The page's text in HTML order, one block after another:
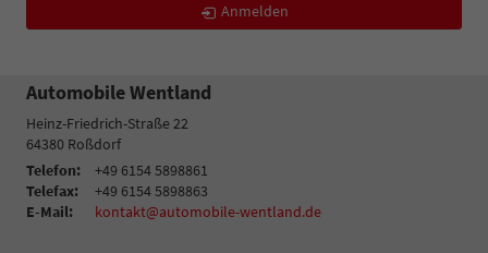
Anmelden
Automobile Wentland
Heinz-Friedrich-Straße 22
64380 Roßdorf
Telefon:
+49 6154 5898861
Telefax:
+49 6154 5898863
E-Mail:
kontakt@automobile-wentland.de